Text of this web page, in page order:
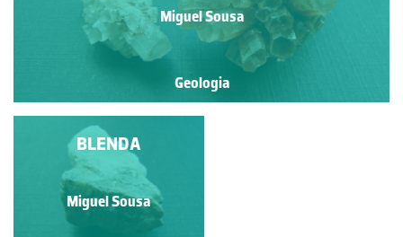
Miguel Sousa
Geologia
AZURITE
Miguel Sousa
BLENDA
Miguel Sousa